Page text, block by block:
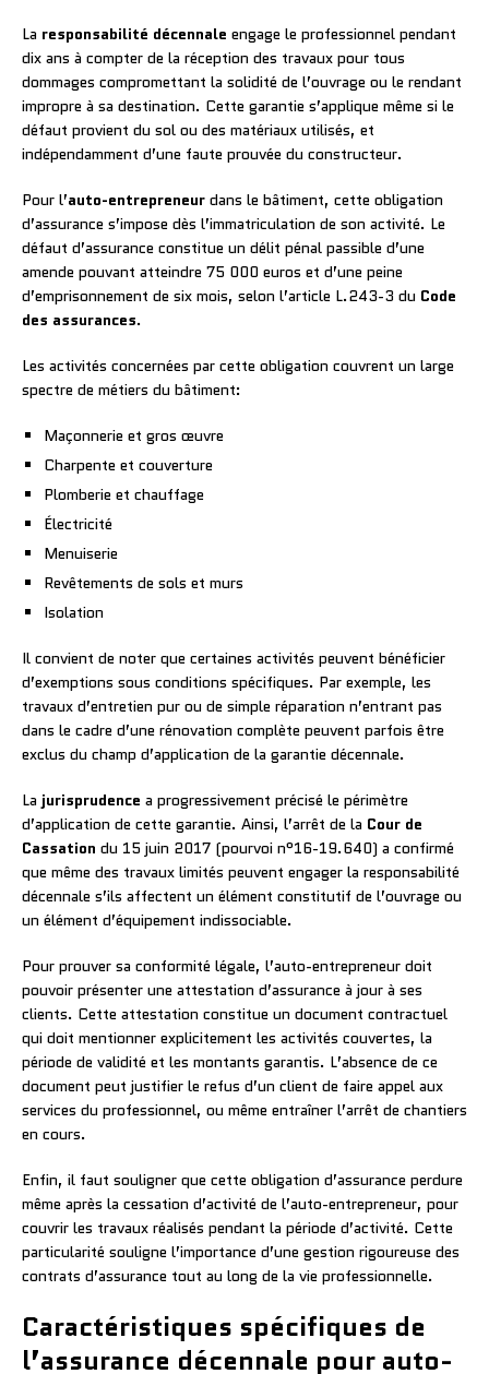
La responsabilité décennale engage le professionnel pendant
dix ans à compter de la réception des travaux pour tous
dommages compromettant la solidité de l’ouvrage ou le rendant
impropre à sa destination. Cette garantie s’applique même si le
défaut provient du sol ou des matériaux utilisés, et
indépendamment d’une faute prouvée du constructeur.
Pour l’auto-entrepreneur dans le bâtiment, cette obligation
d’assurance s’impose dès l’immatriculation de son activité. Le
défaut d’assurance constitue un délit pénal passible d’une
amende pouvant atteindre 75 000 euros et d’une peine
d’emprisonnement de six mois, selon l’article L.243-3 du Code
des assurances.
Les activités concernées par cette obligation couvrent un large
spectre de métiers du bâtiment:
Maçonnerie et gros œuvre
Charpente et couverture
Plomberie et chauffage
Électricité
Menuiserie
Revêtements de sols et murs
Isolation
Il convient de noter que certaines activités peuvent bénéficier
d’exemptions sous conditions spécifiques. Par exemple, les
travaux d’entretien pur ou de simple réparation n’entrant pas
dans le cadre d’une rénovation complète peuvent parfois être
exclus du champ d’application de la garantie décennale.
La jurisprudence a progressivement précisé le périmètre
d’application de cette garantie. Ainsi, l’arrêt de la Cour de
Cassation du 15 juin 2017 (pourvoi n°16-19.640) a confirmé
que même des travaux limités peuvent engager la responsabilité
décennale s’ils affectent un élément constitutif de l’ouvrage ou
un élément d’équipement indissociable.
Pour prouver sa conformité légale, l’auto-entrepreneur doit
pouvoir présenter une attestation d’assurance à jour à ses
clients. Cette attestation constitue un document contractuel
qui doit mentionner explicitement les activités couvertes, la
période de validité et les montants garantis. L’absence de ce
document peut justifier le refus d’un client de faire appel aux
services du professionnel, ou même entraîner l’arrêt de chantiers
en cours.
Enfin, il faut souligner que cette obligation d’assurance perdure
même après la cessation d’activité de l’auto-entrepreneur, pour
couvrir les travaux réalisés pendant la période d’activité. Cette
particularité souligne l’importance d’une gestion rigoureuse des
contrats d’assurance tout au long de la vie professionnelle.
Caractéristiques spécifiques de
l’assurance décennale pour auto-